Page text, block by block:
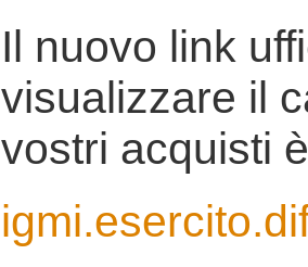
Il nuovo link
visualizzare il
vostri acquisti